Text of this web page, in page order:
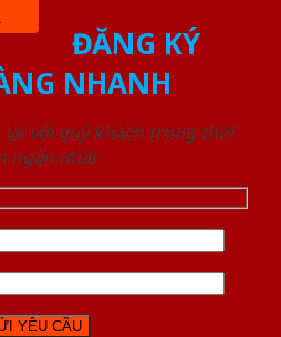
ĐĂNG KÝ
NHANH
lại với quý khách trong thời
ngắn nhất